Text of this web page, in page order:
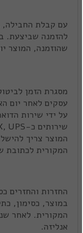
עם קבלת החבילה,
להזמנה שביצעת.
שהוזמנה, המוצר
מסגרת הזמן
עסקים לאחר יום
על ידי שירות
המוצר צריך
המקורית לכתובת
החזרות והחזרים
במוצר, כסימון,
המקורית. לאחר
אנליזה.